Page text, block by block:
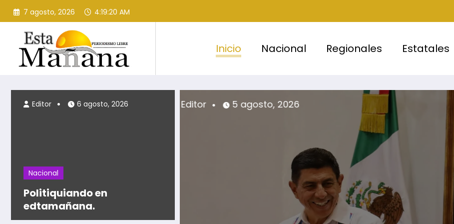
Saltar
contenido
7 agosto, 2026 4:19:22 AM
Inicio Nacional Regionales Estatales
Nacional
Politiquiando en
edtamañana.
Editor 6 agosto, 2026 Editor 4 agosto, 2026